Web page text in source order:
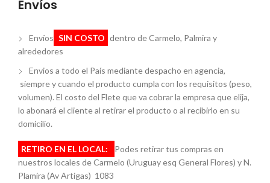
Envíos
Envíos SIN COSTO dentro de Carmelo, Palmira y
alrededores
Envios a todo el País mediante despacho en agencia,
siempre y cuando el producto cumpla con los requisitos (peso,
volumen). El costo del Flete que va cobrar la empresa que elija,
lo abonará el cliente al retirar el producto o al recibirlo en su
domicilio.
RETIRO EN EL LOCAL:
Podes retirar tus compras en
nuestros locales de Carmelo (Uruguay esq General Flores) y N.
Plamira (Av Artigas) 1083